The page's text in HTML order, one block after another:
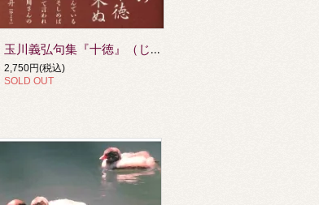
玉川義弘句集『十徳』（じつとく）
2,750円(税込)
SOLD OUT